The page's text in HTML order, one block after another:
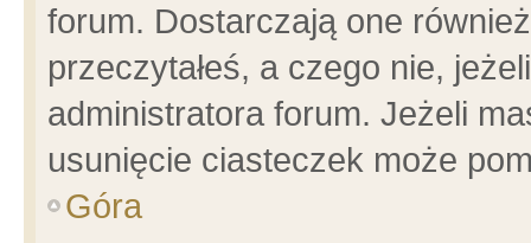
forum. Dostarczają one
przeczytałeś, a czego nie,
administratora forum. Jeżeli
usunięcie ciasteczek może
Góra